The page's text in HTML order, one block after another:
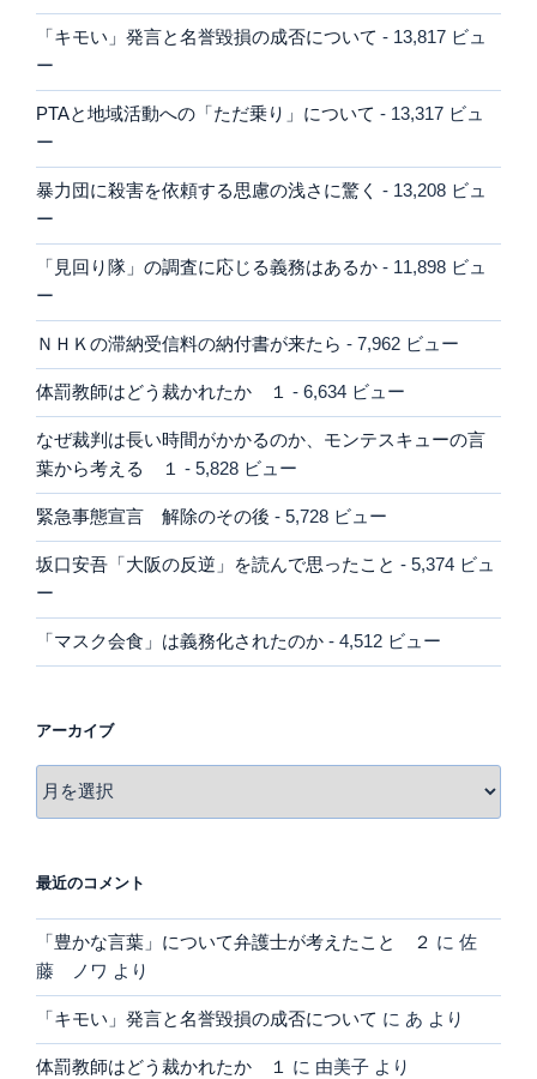
「キモい」発言と名誉毀損の成否について - 13,817 ビュ
ー
PTAと地域活動への「ただ乗り」について - 13,317 ビュ
ー
暴力団に殺害を依頼する思慮の浅さに驚く - 13,208 ビュ
ー
「見回り隊」の調査に応じる義務はあるか - 11,898 ビュ
ー
ＮＨＫの滞納受信料の納付書が来たら - 7,962 ビュー
体罰教師はどう裁かれたか １ - 6,634 ビュー
なぜ裁判は長い時間がかかるのか、モンテスキューの言
葉から考える １ - 5,828 ビュー
緊急事態宣言 解除のその後 - 5,728 ビュー
坂口安吾「大阪の反逆」を読んで思ったこと - 5,374 ビュ
ー
「マスク会食」は義務化されたのか - 4,512 ビュー
アーカイブ
ア
ブ
最近のコメント
「豊かな言葉」について弁護士が考えたこと ２ に 佐
藤 ノワ より
「キモい」発言と名誉毀損の成否について に あ より
体罰教師はどう裁かれたか １ に 由美子 より